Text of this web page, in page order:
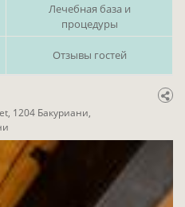
Лечебная база и
процедуры
Отзывы гостей
1204 Бакуриани,